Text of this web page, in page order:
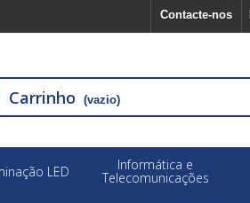
Contacte-nos
Carrinho (vazio)
LED Informática e
Telecomunicações